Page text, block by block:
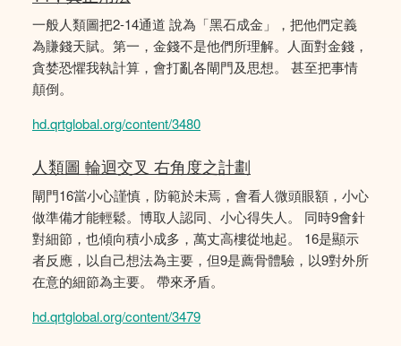
一般人類圖把2-14通道 說為「黑石成金」，把他們定義
為賺錢天賦。第一，金錢不是他們所理解。人面對金錢，
貪婪恐懼我執計算，會打亂各閘門及思想。 甚至把事情
顛倒。
hd.qrtglobal.org/content/3480
人類圖 輪迴交叉 右角度之計劃
閘門16當小心謹慎，防範於未焉，會看人微頭眼額，小心
做準備才能輕鬆。博取人認同、小心得失人。 同時9會針
對細節，也傾向積小成多，萬丈高樓從地起。 16是顯示
者反應，以自己想法為主要，但9是薦骨體驗，以9對外所
在意的細節為主要。 帶來矛盾。
hd.qrtglobal.org/content/3479